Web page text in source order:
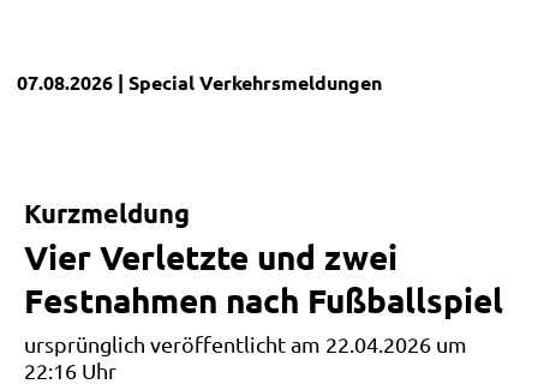
07.08.2026 | SpecialVerkehrsmeldungen
Kurzmeldung
Vier Verletzte und zwei
Festnahmen nach Fußballspiel
ursprünglich veröffentlicht am 22.04.2026 um
22:16 Uhr